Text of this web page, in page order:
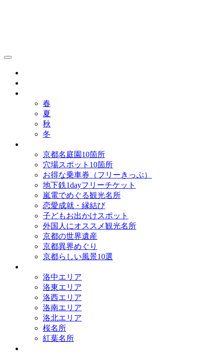
春
夏
秋
冬
京都名庭園10箇所
穴場スポット10箇所
お得な乗車券（フリーきっぷ）
地下鉄1dayフリーチケット
嵐電でめぐる観光名所
恋愛成就・縁結び
子どもお出かけスポット
外国人にオススメ観光名所
京都の世界遺産
京都異界めぐり
京都らしい風景10選
洛中エリア
洛東エリア
洛西エリア
洛南エリア
洛北エリア
桜名所
紅葉名所